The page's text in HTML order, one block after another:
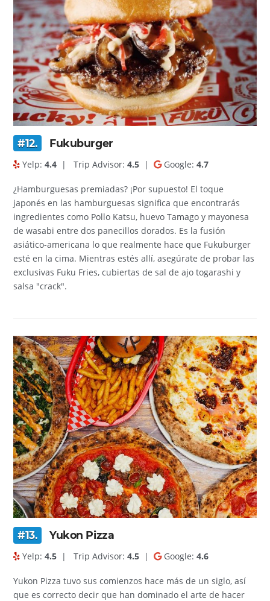
#12. Fukuburger
Yelp:4.4 | Trip Advisor:4.5 | Google:4.7
¿Hamburguesas premiadas? ¡Por supuesto! El toque
japonés en las hamburguesas significa que encontrarás
ingredientes como Pollo Katsu, huevo Tamago y mayonesa
de wasabi entre dos panecillos dorados. Es la fusión
asiático-americana lo que realmente hace que Fukuburger
esté en la cima. Mientras estés allí, asegúrate de probar las
exclusivas Fuku Fries, cubiertas de sal de ajo togarashi y
salsa "crack".
#13. Yukon Pizza
Yelp:4.5 | Trip Advisor:4.5 | Google:4.6
Yukon Pizza tuvo sus comienzos hace más de un siglo, así
que es correcto decir que han dominado el arte de hacer